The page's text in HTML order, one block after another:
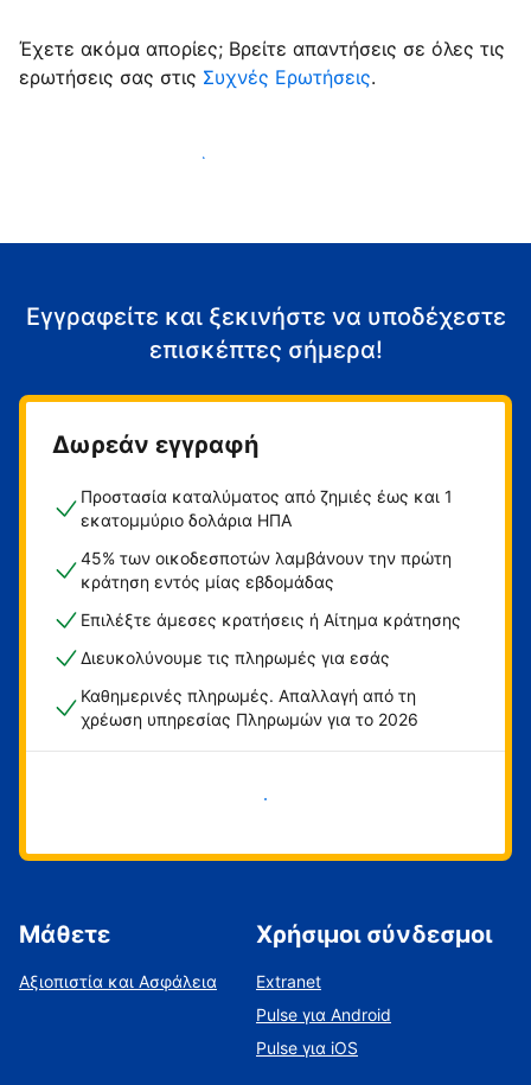
Έχετε ακόμα απορίες; Βρείτε απαντήσεις σε όλες τις
ερωτήσεις σας στις Συχνές Ερωτήσεις.
Αρχίστε να υποδέχεστε επισκέπτες
Εγγραφείτε και ξεκινήστε να υποδέχεστε
επισκέπτες σήμερα!
Δωρεάν εγγραφή
Προστασία καταλύματος από ζημιές έως και 1
εκατομμύριο δολάρια ΗΠΑ
45% των οικοδεσποτών λαμβάνουν την πρώτη
κράτηση εντός μίας εβδομάδας
Επιλέξτε άμεσες κρατήσεις ή Αίτημα κράτησης
Διευκολύνουμε τις πληρωμές για εσάς
Καθημερινές πληρωμές. Απαλλαγή από τη
χρέωση υπηρεσίας Πληρωμών για το 2026
Ξεκινήστε τώρα
Μάθετε
Αξιοπιστία και Ασφάλεια
Χρήσιμοι σύνδεσμοι
Extranet
Pulse για Android
Pulse για iOS